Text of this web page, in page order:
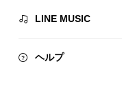
LINE MUSIC
ヘルプ